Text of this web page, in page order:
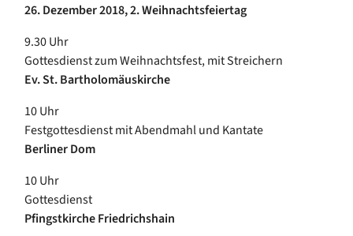
26. Dezember 2018, 2. Weihnachtsfeiertag
9.30 Uhr
Gottesdienst zum Weihnachtsfest, mit Streichern
Ev. St. Bartholomäuskirche
10 Uhr
Festgottesdienst mit Abendmahl und Kantate
Berliner Dom
10 Uhr
Gottesdienst
Pfingstkirche Friedrichshain